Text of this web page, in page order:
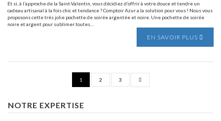
Et si, à l’approche de la Saint-Valentin, vous décidiez d’offrir à votre douce et tendre un
cadeau artisanal à la fois chic et tendance ? Comptoir Azur a la solution pour vous ! Nous vous
proposons cette très jolie pochette de soirée argentée et noire. Une pochette de soirée
noire et argent pour sublimer toutes…
EN SAVOIR PLUS
1 2 3
NOTRE EXPERTISE